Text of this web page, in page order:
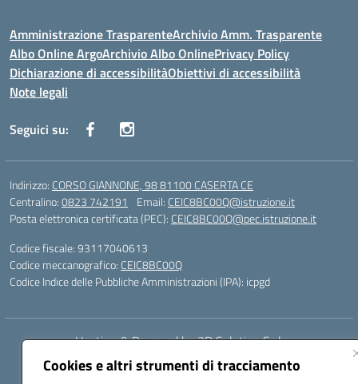
Cookies e altri strumenti di tracciamento
Amministrazione TrasparenteArchivio Amm. Trasparente
Albo Online ArgoArchivio Albo OnlinePrivacy Policy
Dichiarazione di accessibilitàObiettivi di accessibilità
Note legali
Seguici su:
Indirizzo: CORSO GIANNONE, 98 81100 CASERTA CE
Centralino:0823 742191 Email: CEIC8BC00Q@istruzione.it
Posta elettronica certificata (PEC): CEIC8BC00Q@pec.istruzione.it
Codice fiscale: 93117040613
Codice meccanografico: CEIC8BC00Q
Codice Indice delle Pubbliche Amministrazioni (IPA): icpgd
Hosting & Powered by 3D Solution S.r.l.
Concept & Design by Designers Italia